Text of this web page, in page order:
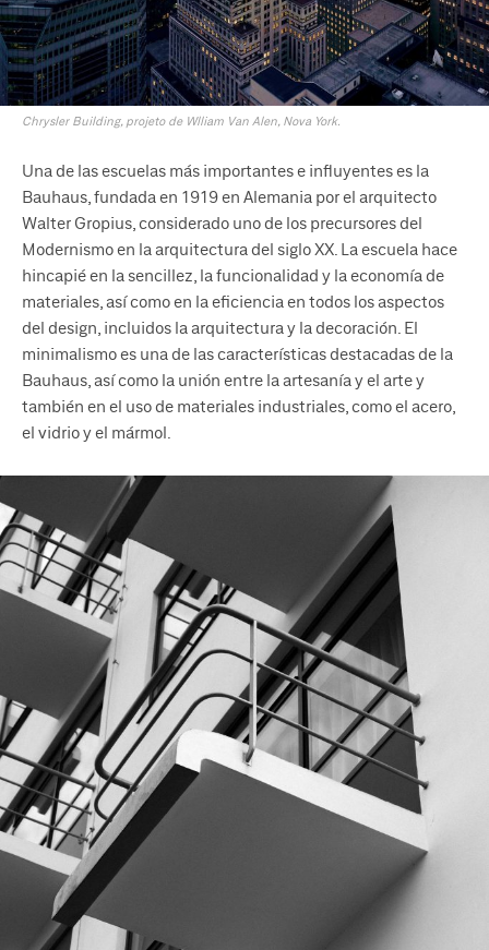
Chrysler Building, projeto de Wlliam Van Alen, Nova York.
Una de las escuelas más importantes e influyentes es la
Bauhaus, fundada en 1919 en Alemania por el arquitecto
Walter Gropius, considerado uno de los precursores del
Modernismo en la arquitectura del siglo XX. La escuela hace
hincapié en la sencillez, la funcionalidad y la economía de
materiales, así como en la eficiencia en todos los aspectos
del design, incluidos la arquitectura y la decoración. El
minimalismo es una de las características destacadas de la
Bauhaus, así como la unión entre la artesanía y el arte y
también en el uso de materiales industriales, como el acero,
el vidrio y el mármol.